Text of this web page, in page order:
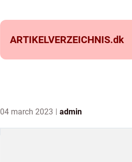
ARTIKELVERZEICHNIS.dk
04 march 2023 admin